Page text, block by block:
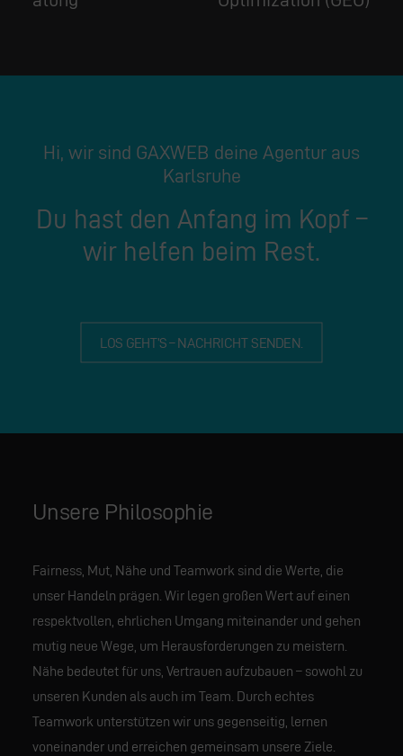
Hi, wir sind GAXWEB deine Agentur aus
Karlsruhe
Du hast den Anfang im Kopf –
wir helfen beim Rest.
LOS GEHT’S – NACHRICHT SENDEN.
Unsere Philosophie
Fairness, Mut, Nähe und Teamwork sind die Werte, die
unser Handeln prägen. Wir legen großen Wert auf einen
respektvollen, ehrlichen Umgang miteinander und gehen
mutig neue Wege, um Herausforderungen zu meistern.
Nähe bedeutet für uns, Vertrauen aufzubauen – sowohl zu
unseren Kunden als auch im Team. Durch echtes
Teamwork unterstützen wir uns gegenseitig, lernen
voneinander und erreichen gemeinsam unsere Ziele.